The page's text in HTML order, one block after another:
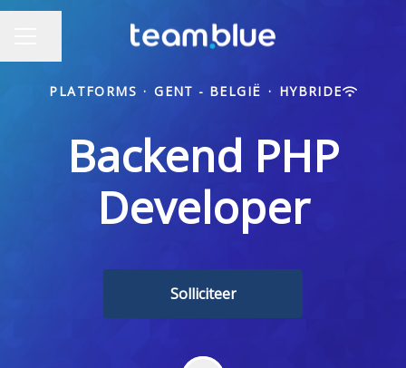
PLATFORMS · GENT - BELGIË · HYBRIDE
Backend PHP
Developer
Solliciteer